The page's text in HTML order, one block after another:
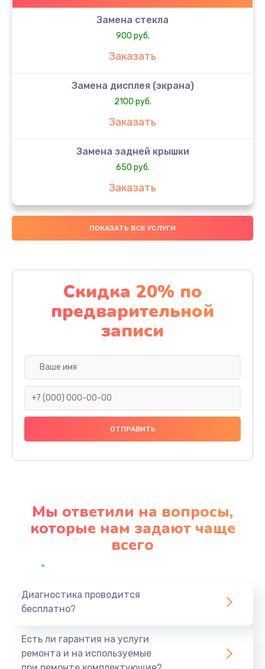
Замена стекла
900 руб.
Заказать
Замена дисплея (экрана)
2100 руб.
Заказать
Замена задней крышки
650 руб.
Заказать
Замена аккумулятора
4000 руб.
Замена материнской платы
1100 руб.
Заказать
Замена праймера
1000 руб.
Заказать
Профилактическая чистка
Заказать
ПОКАЗАТЬ ВСЕ УСЛУГИ
Скидка 20% по
предварительной
записи
Мы ответили на вопросы,
которые нам задают чаще
всего
Диагностика проводится
бесплатно?
Есть ли гарантия на услуги
ремонта и на используемые